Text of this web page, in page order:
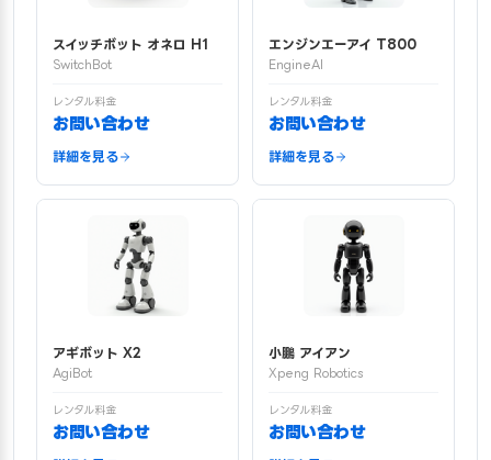
スイッチボット オネロ H1
SwitchBot
レンタル料金
お問い合わせ
詳細を見る
エンジンエーアイ T800
EngineAI
レンタル料金
お問い合わせ
詳細を見る
アギボット X2
AgiBot
レンタル料金
お問い合わせ
小鵬 アイアン
Xpeng Robotics
レンタル料金
お問い合わせ